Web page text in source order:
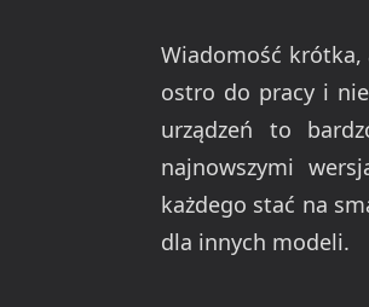
Wiadomość krótka,
ostro do pracy i
urządzeń to
najnowszymi
każdego stać na
dla innych modeli.